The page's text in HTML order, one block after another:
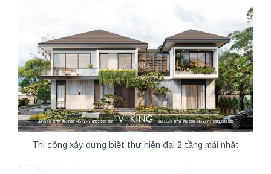
Thi công xây dựng biệt thự hiện đại 2 tầng mái nhật